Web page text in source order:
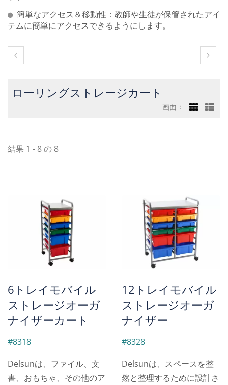
簡単なアクセス＆移動性：教師や生徒が保管されたアイ
テムに簡単にアクセスできるようにします。
ローリングストレージカート
画面：
結果 1 - 8 の 8
6トレイモバイル
ストレージオーガ
ナイザーカート
#8318
Delsunは、ファイル、文
書、おもちゃ、その他のア
12トレイモバイル
ストレージオーガ
ナイザー
#8328
Delsunは、スペースを整
然と整理するために設計さ